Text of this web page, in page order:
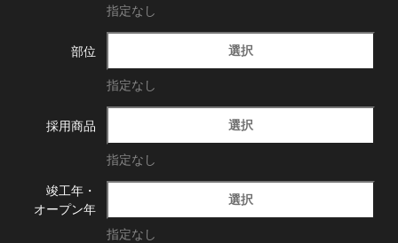
指定なし
部位 選択
指定なし
採用商品 選択
指定なし
竣工年・
オープン年
選択
指定なし